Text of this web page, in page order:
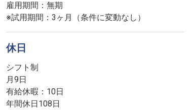
雇用期間：無期
※試用期間：3ヶ月（条件に変動なし）
休日
シフト制
月9日
有給休暇：10日
年間休日108日